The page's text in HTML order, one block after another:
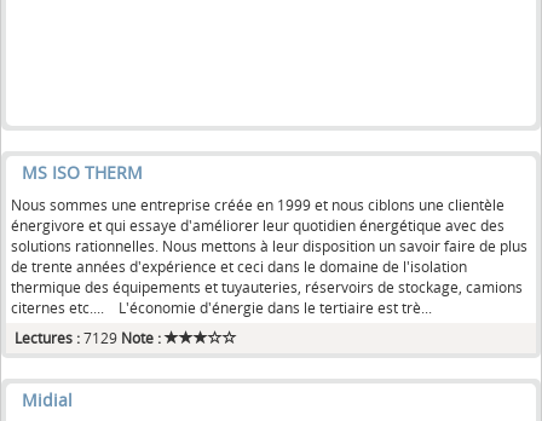
MS ISO THERM
Nous sommes une entreprise créée en 1999 et nous ciblons une clientèle
énergivore et qui essaye d'améliorer leur quotidien énergétique avec des
solutions rationnelles. Nous mettons à leur disposition un savoir faire de plus
de trente années d'expérience et ceci dans le domaine de l'isolation
thermique des équipements et tuyauteries, réservoirs de stockage, camions
citernes etc.... L'économie d'énergie dans le tertiaire est trè...
Lectures :7129 Note :
Midial